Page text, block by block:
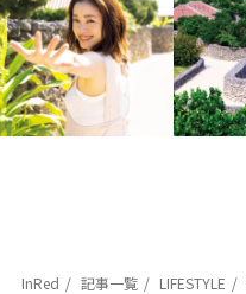
InRed 記事一覧 LIFESTYLE